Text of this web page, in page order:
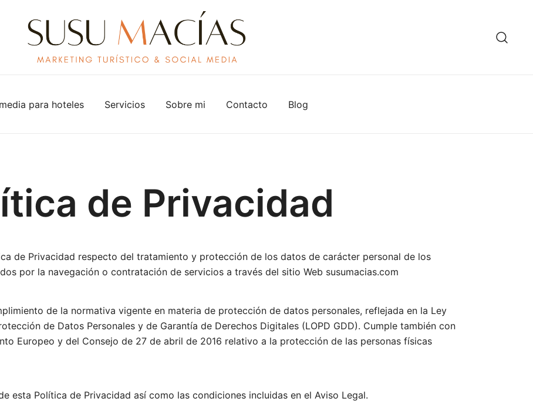
para hoteles
Servicios Sobre mi Contacto Blog
de Privacidad
de Privacidad respecto del tratamiento y protección de los datos de carácter personal de los
por la navegación o contratación de servicios a través del sitio Web susumacias.com
de la normativa vigente en materia de protección de datos personales, reflejada en la Ley
de Datos Personales y de Garantía de Derechos Digitales (LOPD GDD). Cumple también con
Europeo y del Consejo de 27 de abril de 2016 relativo a la protección de las personas físicas
esta Política de Privacidad así como las condiciones incluidas en el Aviso Legal.